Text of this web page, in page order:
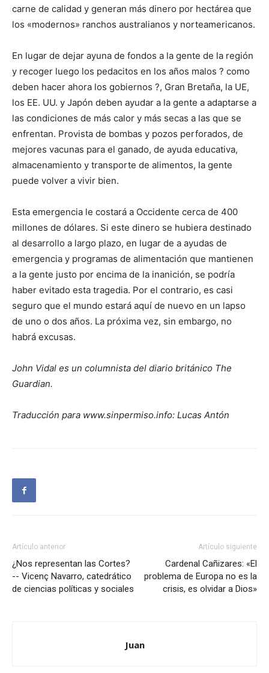
carne de calidad y generan más dinero por hectárea que
los «modernos» ranchos australianos y norteamericanos.
En lugar de dejar ayuna de fondos a la gente de la región
y recoger luego los pedacitos en los años malos ? como
deben hacer ahora los gobiernos ?, Gran Bretaña, la UE,
los EE. UU. y Japón deben ayudar a la gente a adaptarse a
las condiciones de más calor y más secas a las que se
enfrentan. Provista de bombas y pozos perforados, de
mejores vacunas para el ganado, de ayuda educativa,
almacenamiento y transporte de alimentos, la gente
puede volver a vivir bien.
Esta emergencia le costará a Occidente cerca de 400
millones de dólares. Si este dinero se hubiera destinado
al desarrollo a largo plazo, en lugar de a ayudas de
emergencia y programas de alimentación que mantienen
a la gente justo por encima de la inanición, se podría
haber evitado esta tragedia. Por el contrario, es casi
seguro que el mundo estará aquí de nuevo en un lapso
de uno o dos años. La próxima vez, sin embargo, no
habrá excusas.
John Vidal es un columnista del diario británico The
Guardian.
Traducción para www.sinpermiso.info: Lucas Antón
Artículo anterior
¿Nos representan las Cortes?
-- Vicenç Navarro, catedrático
de ciencias políticas y sociales
Artículo siguiente
Cardenal Cañizares: «El
problema de Europa no es la
crisis, es olvidar a Dios»
Juan